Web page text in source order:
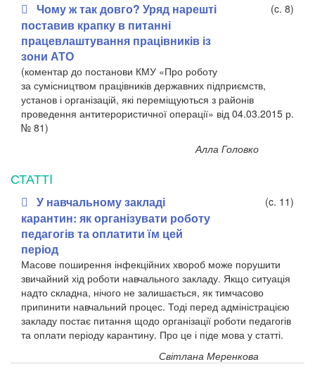
Чому ж так довго? Уряд нарешті
поставив крапку в питанні
працевлаштування працівників із
зони АТО
(c. 8)
(коментар до постанови КМУ «Про роботу
за сумісництвом працівників державних підприємств,
установ і організацій, які переміщуються з районів
проведення антитерористичної операції» від 04.03.2015 р.
№ 81)
Алла Головко
СТАТТI
У навчальному закладі
карантин: як організувати роботу
педагогів та оплатити їм цей
період
(c. 11)
Масове поширення інфекційних хвороб може порушити
звичайний хід роботи навчального закладу. Якщо ситуація
надто складна, нічого не залишається, як тимчасово
припинити навчальний процес. Тоді перед адміністрацією
закладу постає питання щодо організації роботи педагогів
та оплати періоду карантину. Про це і піде мова у статті.
Світлана Меренкова